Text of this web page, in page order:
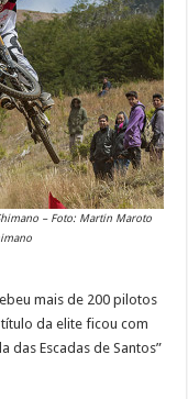
– Foto: Martin Maroto
mais de 200 pilotos
título da elite ficou com
das Escadas de Santos”